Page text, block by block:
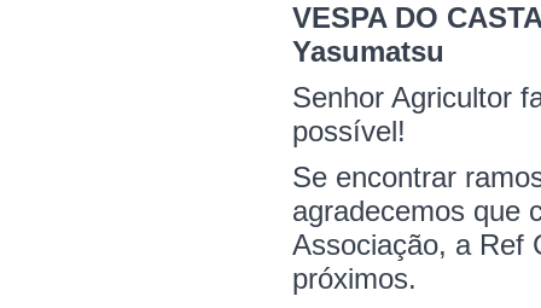
VESPA DO
Yasumatsu
Senhor Agricultor
possível!
Se encontrar
agradecemos que
Associação, a Ref
próximos.